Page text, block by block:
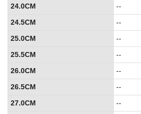
24.0CM
--
24.5CM
--
25.0CM
--
25.5CM
--
26.0CM
--
26.5CM
--
27.0CM
--